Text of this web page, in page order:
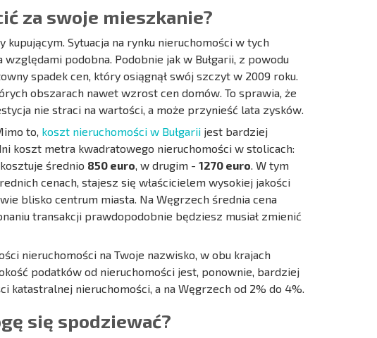
za swoje mieszkanie?
Sytuacja na rynku nieruchomości w tych
podobna. Podobnie jak w Bułgarii, z powodu
spadek cen, który osiągnął swój szczyt w 2009 roku.
obszarach nawet wzrost cen domów. To sprawia, że
nie straci na wartości, a może przynieść lata zysków.
to, koszt nieruchomości w Bułgarii jest bardziej
koszt metra kwadratowego nieruchomości w stolicach:
średnio 850 euro , w drugim - 1270 euro . W tym
cenach, stajesz się właścicielem wysokiej jakości
blisko centrum miasta. Na Węgrzech średnia cena
transakcji prawdopodobnie będziesz musiał zmienić
nieruchomości na Twoje nazwisko, w obu krajach
podatków od nieruchomości jest, ponownie, bardziej
katastralnej nieruchomości, a na Węgrzech od 2% do 4%.
się spodziewać?